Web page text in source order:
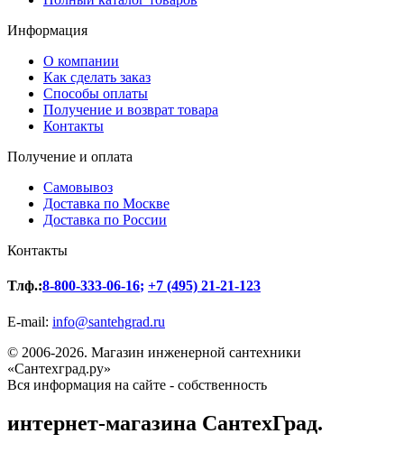
Информация
О компании
Как сделать заказ
Способы оплаты
Получение и возврат товара
Контакты
Получение и оплата
Самовывоз
Доставка по Москве
Доставка по России
Контакты
Тлф.:8-800-333-06-16; +7 (495) 21-21-123
E-mail: info@santehgrad.ru
© 2006-2026. Магазин инженерной сантехники
«Сантехград.ру»
Вся информация на сайте - собственность
интернет-магазина СантехГрад.